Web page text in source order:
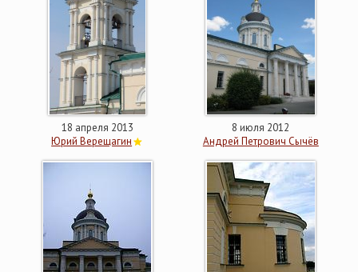
18 апреля 2013
Юрий Верещагин
8 июля 2012
Андрей Петрович Сычёв